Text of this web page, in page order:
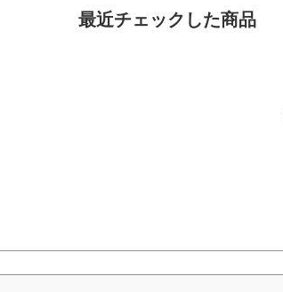
最近チェックした商品